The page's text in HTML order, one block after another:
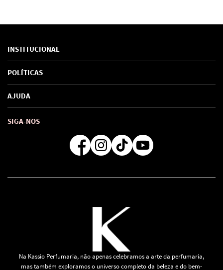
INSTITUCIONAL
Sobre Nós
Marcas
SAC de marcas
Como comprar
POLÍTICAS
Política de Privacidade
Troca e Devoluções
Formas de Pagamento
Regra de Frete Grátis
AJUDA
SIGA-NOS
Na Kassio Perfumaria, não apenas celebramos a arte da perfumaria,
mas também exploramos o universo completo da beleza e do bem-